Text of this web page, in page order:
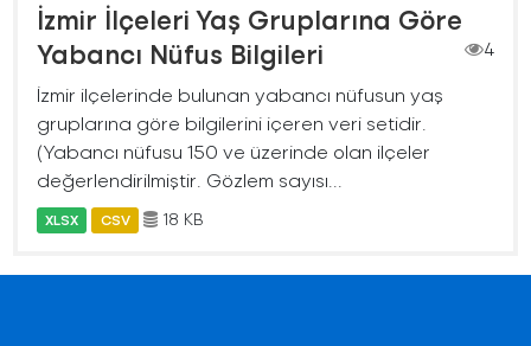
İzmir İlçeleri Yaş Gruplarına Göre
Yabancı Nüfus Bilgileri
4
İzmir ilçelerinde bulunan yabancı nüfusun yaş
gruplarına göre bilgilerini içeren veri setidir.
(Yabancı nüfusu 150 ve üzerinde olan ilçeler
değerlendirilmiştir. Gözlem sayısı...
XLSX CSV 18 KB